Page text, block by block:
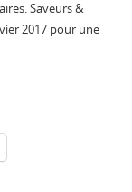
Saveurs &
2017 pour une